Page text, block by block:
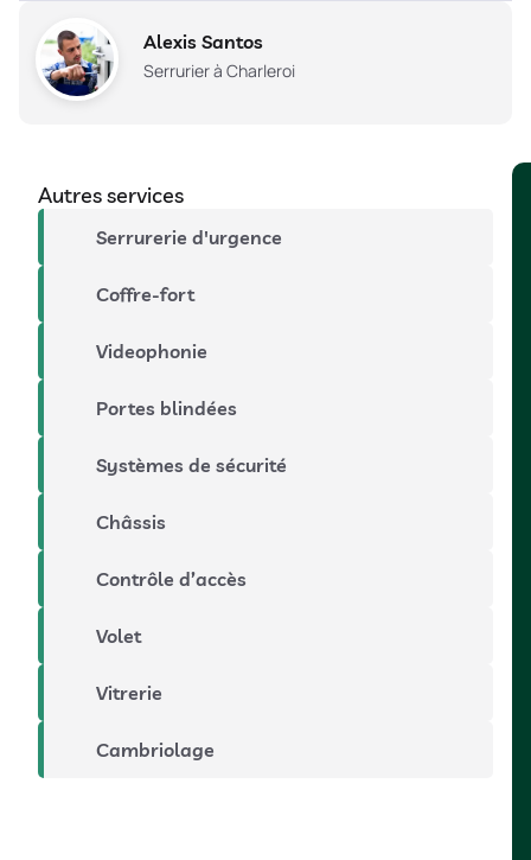
Alexis Santos
Serrurier à Charleroi
Autres services
Serrurerie d'urgence
Coffre-fort
Videophonie
Portes blindées
Systèmes de sécurité
Châssis
Contrôle d’accès
Volet
Vitrerie
Cambriolage